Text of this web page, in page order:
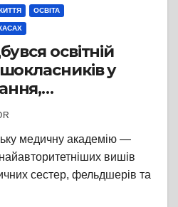
ОСВІТА
освітній
у
Департаментом
та медичних
міської ради
медичну академію —
вишів
сестер, фельдшерів та